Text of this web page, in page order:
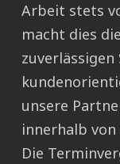
Arbeit stets
macht dies
zuverlässigen
unsere
innerhalb
Die